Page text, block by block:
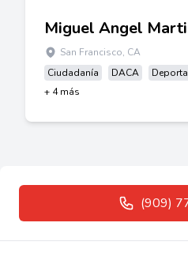
Miguel Angel
San Francisco, CA
Ciudadanía
DACA
+ 4 más
(909)